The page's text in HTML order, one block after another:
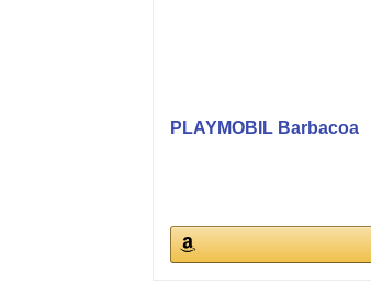
PLAYMOBIL Barbacoa